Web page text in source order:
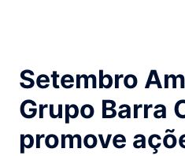
Setembro
Grupo Barra
promove